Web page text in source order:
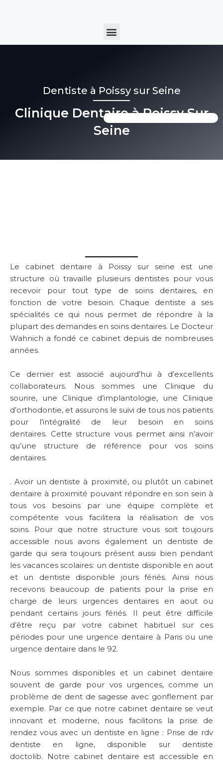
Menu
Dentiste à Poissy sur Seine
Clinique Dentaire à Poissy Sur
Seine
Le cabinet dentaire à Poissy sur seine est une
structure où travaille plusieurs dentistes pour vous
recevoir pour tout type de soins dentaires, en
fonction de votre besoin. Chaque dentiste a ses
spécialités ce qui nous permet de répondre à la
plupart des demandes en soins dentaires. Le Docteur
Wahnich a fondé ce cabinet depuis de nombreuses
années.
Ce dernier est associé aujourd’hui à d’excellents
collaborateurs. Nous sommes une Clinique du
sourire, une Clinique d’implantologie, une Clinique
d’orthodontie, et assurons le suivi de tous nos patients
pour l’intégralité de leur besoin en soins
dentaires. Cette structure vous permet ainsi n’avoir
qu’une structure de référence pour vos soins
dentaires.
. Avoir un dentiste à proximité, ou plutôt un cabinet
dentaire à proximité pouvant répondre en son sein à
tous vos besoins par une équipe complète et
compétente vous facilitera la réalisation de vos
soins. Pour que notre structure vous soit toujours
accessible nous avons également un dentiste de
garde qui sera toujours présent aussi bien pendant
les vacances scolaires: un dentiste disponible en aout
et un dentiste disponible jours fériés. Ainsi nous
recevons beaucoup de patients pour la prise en
charge de leurs urgences dentaires en aout ou
pendant certains jours fériés. Il peut être difficile
d’être reçu par votre cabinet habituel sur ces
périodes pour une urgence dentaire à Paris ou une
urgence dentaire dans le 92.
Nous sommes disponibles et un cabinet dentaire
souvent de garde pour vos urgences, comme un
problème de dent de sagesse avec gonflement par
exemple. Par ce que notre cabinet dentaire se veut
innovant et moderne, nous facilitons la prise de
rendez vous avec un dentiste en ligne : Prise de rdv
dentiste en ligne, disponible sur dentiste
doctolib. Notre cabinet dentaire est accessible en